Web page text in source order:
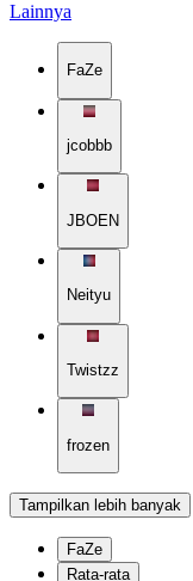
Lainnya
FaZe
jcobbb
JBOEN
Neityu
Twistzz
frozen
Tampilkan lebih banyak
FaZe
Rata-rata